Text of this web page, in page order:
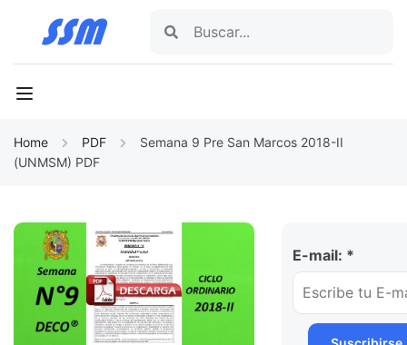
Home PDF
Semana 9 Pre San Marcos 2018-II
(UNMSM) PDF
E-mail: *